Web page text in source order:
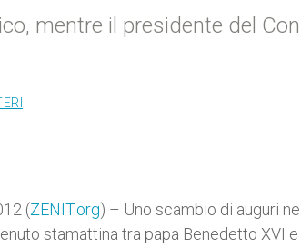
mentre il presidente del
(ZENIT.org) – Uno scambio di auguri
stamattina tra papa Benedetto XVI